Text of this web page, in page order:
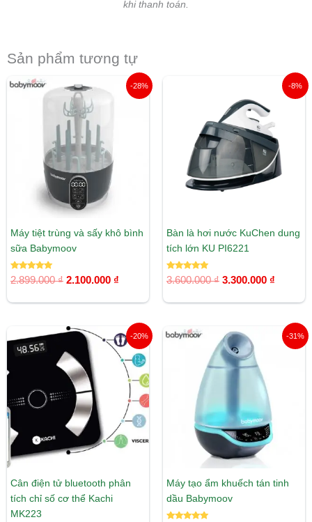
khi thanh toán.
Sản phẩm tương tự
-28%
Máy tiệt trùng và sấy khô bình
sữa Babymoov
Được xếp
hạng
2.899.000₫
gốc
là:
2.899.000 ₫.
2.100.000 ₫
Giá
hiện
-8%
Bàn là hơi nước KuChen dung
tích lớn KU PI6221
Được xếp
hạng
3.600.000₫
là:
3.600.000 ₫.
3.300.000 ₫
Giá
hiện
-20%
Cân điện tử bluetooth phân
tích chỉ số cơ thể Kachi
MK223
Giá
là:
399.000 ₫.
Giá
hiện
319.200 ₫.
-31%
Máy tạo ẩm khuếch tán tinh
dầu Babymoov
Giá
gốc
là:
4.590.000 ₫.
Giá
hiện